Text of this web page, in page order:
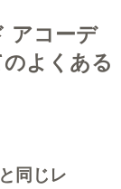
アコーデ
よくある
同じレ